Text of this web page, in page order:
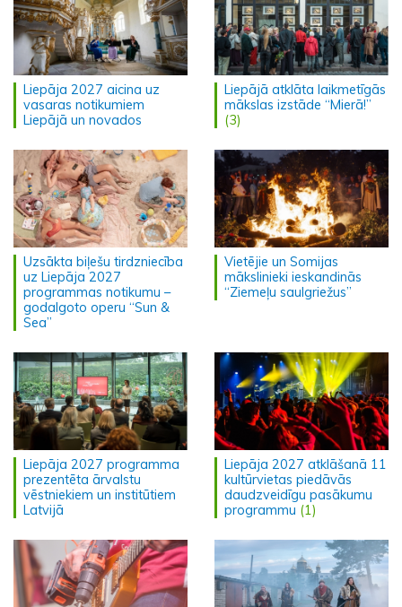
Liepāja 2027 aicina uz
vasaras notikumiem
Liepājā un novados
Liepājā atklāta laikmetīgās
mākslas izstāde “Mierā!”
(3)
Uzsākta biļešu tirdzniecība
uz Liepāja 2027
programmas notikumu –
godalgoto operu “Sun &
Sea”
Vietējie un Somijas
mākslinieki ieskandinās
“Ziemeļu saulgriežus”
Liepāja 2027 programma
prezentēta ārvalstu
vēstniekiem un institūtiem
Latvijā
Liepāja 2027 atklāšanā 11
kultūrvietas piedāvās
daudzveidīgu pasākumu
programmu (1)